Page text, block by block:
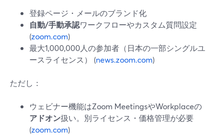
登録ページ・メールのブランド化
自動/手動承認ワークフローやカスタム質問設定
(zoom.com)
最大1,000,000人の参加者（日本の一部シングルユ
ースライセンス） (news.zoom.com)
ただし：
ウェビナー機能はZoom MeetingsやWorkplaceの
アドオン扱い。別ライセンス・価格管理が必要
(zoom.com)